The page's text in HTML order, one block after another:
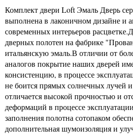
Комплект двери Loft Эмаль Дверь
выполнена в лаконичном дизайне и
современных интерьеров
дверных полотен на фабрике
итальянскую эмаль.В отличии от
аналогов покрытие наших дверей
консистенцию, в процессе
не боится прямых солнечных лучей
отличается высокой прочностью и
деформаций в процессе
заполнения полотна сотопаком
дополнительная шумоизоляция и